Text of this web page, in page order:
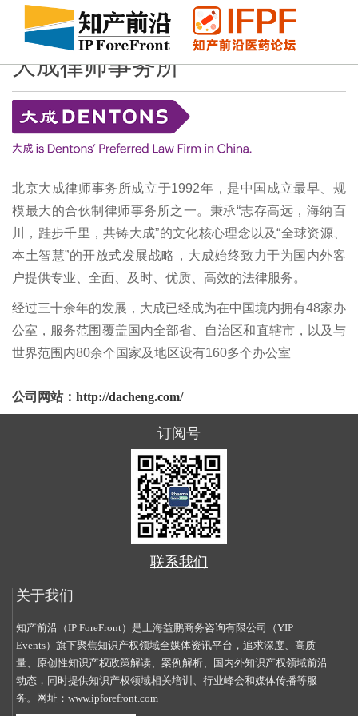
大成律师事务所
北京大成律师事务所成立于1992年，是中国成立最早、规
模最大的合伙制律师事务所之一。秉承“志存高远，海纳百
川，跬步千里，共铸大成”的文化核心理念以及“全球资源、
本土智慧”的开放式发展战略，大成始终致力于为国内外客
户提供专业、全面、及时、优质、高效的法律服务。
经过三十余年的发展，大成已经成为在中国境内拥有48家办
公室，服务范围覆盖国内全部省、自治区和直辖市，以及与
世界范围内80余个国家及地区设有160多个办公室
公司网站： http://dacheng.com/
订阅号
联系我们
关于我们
知产前沿（IP ForeFront）是上海益鹏商务咨询有限公司（YIP
Events）旗下聚焦知识产权领域全媒体资讯平台，追求深度、高质
量、原创性知识产权政策解读、案例解析、国内外知识产权领域前沿
动态，同时提供知识产权领域相关培训、行业峰会和媒体传播等服
务。网址： www.ipforefront.com